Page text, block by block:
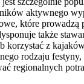
aktywnego
które prowadzą
także
korzystać z
rodzaju
regionalnych